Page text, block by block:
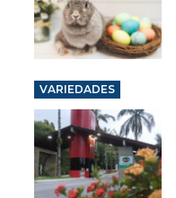
VARIEDADES